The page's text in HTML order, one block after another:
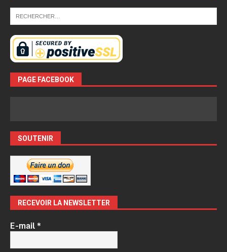
PAGE FACEBOOK
SOUTENIR
RECEVOIR LA NEWSLETTER
E-mail*